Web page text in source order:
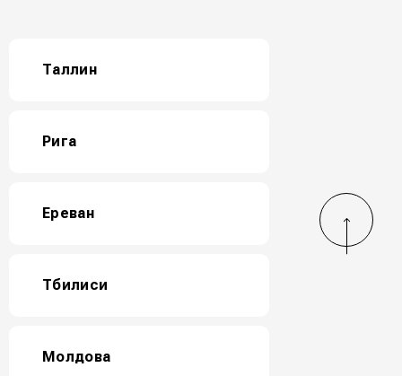
Таллин
Рига
Ереван
Тбилиси
Молдова